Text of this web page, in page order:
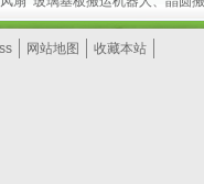
网站地图 收藏本站